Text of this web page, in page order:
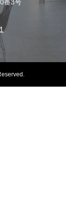
番3号